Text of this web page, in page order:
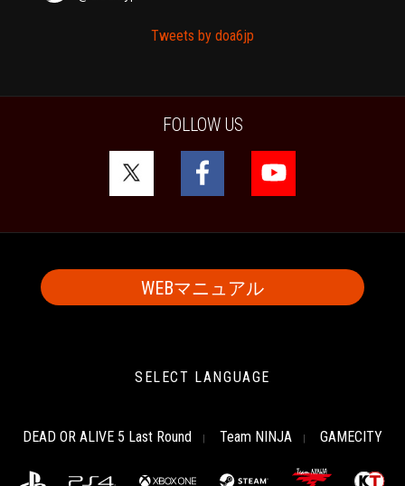
Tweets by doa6jp
FOLLOW US
WEBマニュアル
SELECT LANGUAGE
DEAD OR ALIVE 5 Last Round Team NINJA GAMECITY